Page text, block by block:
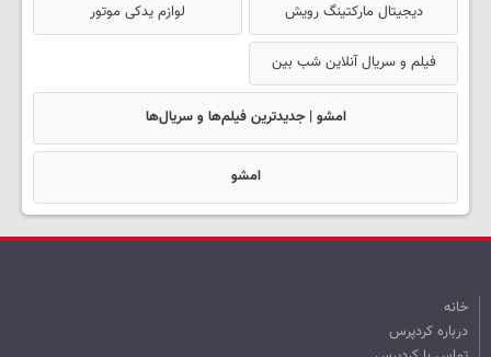
دیجیتال مارکتینگ رویش لوازم یدکی موتور
فیلم و سریال آنلاین شب بین
امشو | جدیدترین فیلم‌ها و سریال‌ها
امشو
خانه
درباره کردپرس